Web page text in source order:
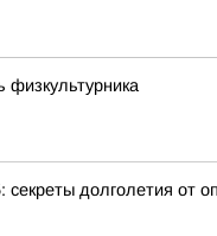
секреты долголетия от